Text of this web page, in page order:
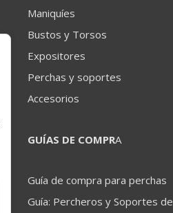
Maniquíes
Bustos y Torsos
Expositores
Perchas y soportes
Accesorios
GUÍAS DE COMPRA
Guía de compra para perchas
Guía: Percheros y Soportes de